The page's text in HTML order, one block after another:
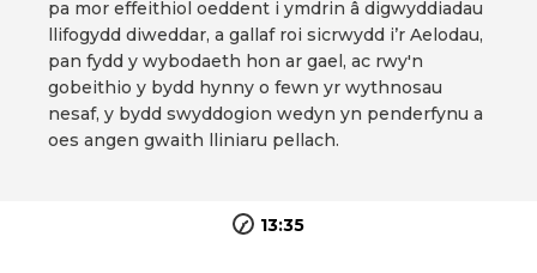
pa mor effeithiol oeddent i ymdrin â digwyddiadau
llifogydd diweddar, a gallaf roi sicrwydd i’r Aelodau,
pan fydd y wybodaeth hon ar gael, ac rwy'n
gobeithio y bydd hynny o fewn yr wythnosau
nesaf, y bydd swyddogion wedyn yn penderfynu a
oes angen gwaith lliniaru pellach.
13:35